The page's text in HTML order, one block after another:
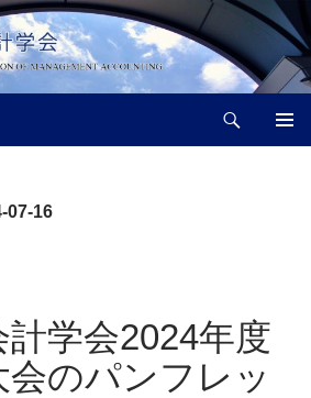
07-16
計学会2024年度
のパンフレッ